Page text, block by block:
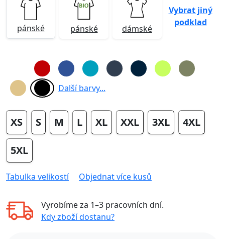
pánské pánské dámské
Vybrat jiný
podklad
Další barvy...
XS S M L XL XXL 3XL 4XL
5XL
Tabulka velikostí Objednat více kusů
Vyrobíme za 1–3 pracovních dní.
Kdy zboží dostanu?